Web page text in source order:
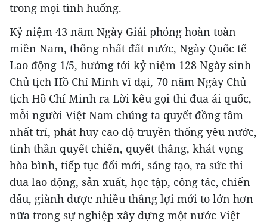
trong mọi tình huống.
Kỷ niệm 43 năm Ngày Giải phóng hoàn toàn
miền Nam, thống nhất đất nước, Ngày Quốc tế
Lao động 1/5, hướng tới kỷ niệm 128 Ngày sinh
Chủ tịch Hồ Chí Minh vĩ đại, 70 năm Ngày Chủ
tịch Hồ Chí Minh ra Lời kêu gọi thi đua ái quốc,
mỗi người Việt Nam chúng ta quyết đồng tâm
nhất trí, phát huy cao độ truyền thống yêu nước,
tinh thần quyết chiến, quyết thắng, khát vọng
hòa bình, tiếp tục đổi mới, sáng tạo, ra sức thi
đua lao động, sản xuất, học tập, công tác, chiến
đấu, giành được nhiều thắng lợi mới to lớn hơn
nữa trong sự nghiệp xây dựng một nước Việt